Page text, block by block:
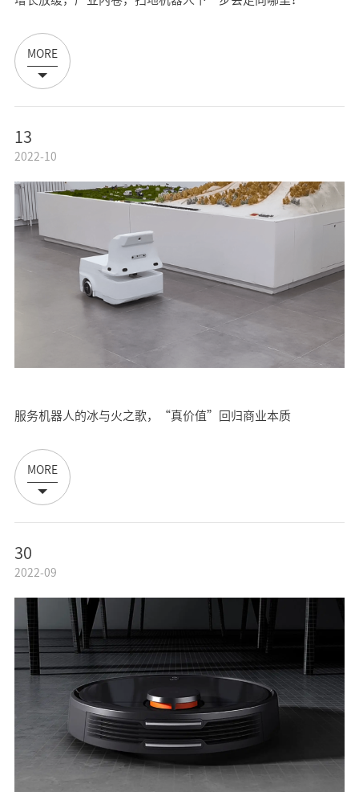
MORE
13
2022-10
服务机器人的冰与火之歌，“真价值”回归商业本质
MORE
30
2022-09